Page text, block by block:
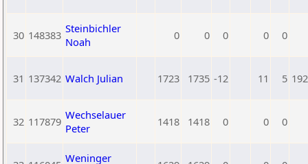
30 148383 Steinbichler
Noah
0 0 0 0 0
31 137342 Walch Julian 1723 1735 -12 11 5
32 117879 Wechselauer
Peter
1418 1418 0 0 0
Weninger